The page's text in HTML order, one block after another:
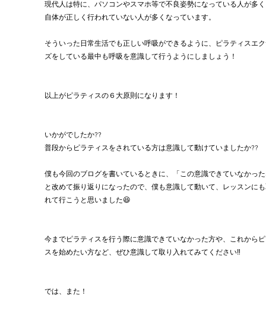
現代人は特に、パソコンやスマホ等で不良姿勢になっている人が多
自体が正しく行われていない人が多くなっています。
そういった日常生活でも正しい呼吸ができるように、ピラティスエ
ズをしている最中も呼吸を意識して行うようにしましょう！
以上がピラティスの６大原則になります！
いかがでしたか??
普段からピラティスをされている方は意識して動けていましたか??
僕も今回のブログを書いているときに、「この意識できていなかっ
と改めて振り返りになったので、僕も意識して動いて、レッスンに
れて行こうと思いました😆
今までピラティスを行う際に意識できていなかった方や、これから
スを始めたい方など、ぜひ意識して取り入れてみてください‼︎
では、また！